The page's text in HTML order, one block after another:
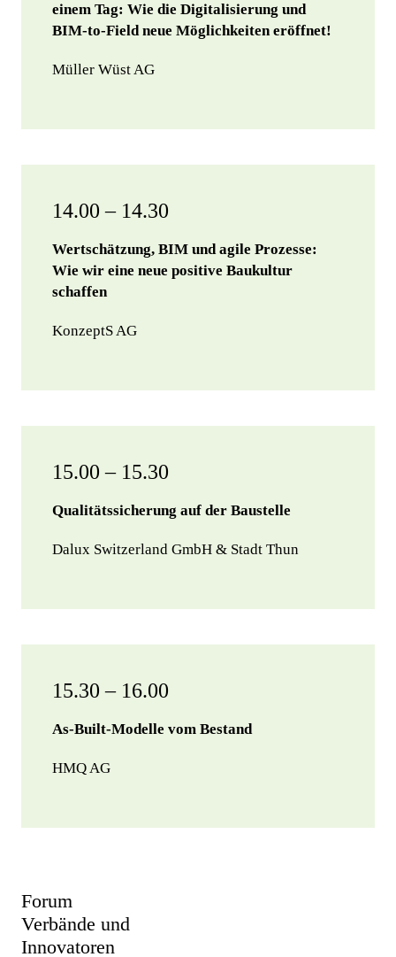
einem Tag: Wie die Digitalisierung und
BIM-to-Field neue Möglichkeiten eröffnet!
Müller Wüst AG
14.00 – 14.30
Wertschätzung, BIM und agile Prozesse:
Wie wir eine neue positive Baukultur
schaffen
KonzeptS AG
15.00 – 15.30
Qualitätssicherung auf der Baustelle
Dalux Switzerland GmbH & Stadt Thun
15.30 – 16.00
As-Built-Modelle vom Bestand
HMQ AG
Forum
Verbände und
Innovatoren